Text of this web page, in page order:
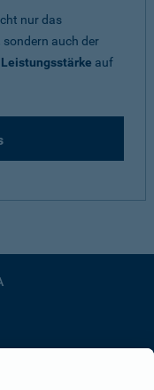
nur das
auch der
auf